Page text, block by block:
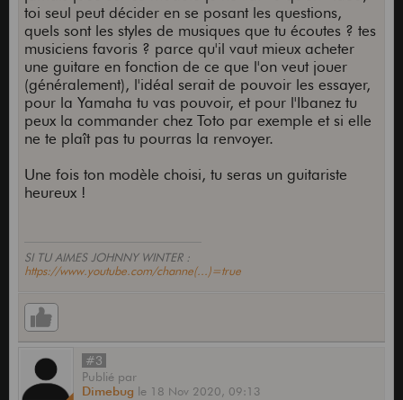
toi seul peut décider en se posant les questions,
quels sont les styles de musiques que tu écoutes ? tes
musiciens favoris ? parce qu'il vaut mieux acheter
une guitare en fonction de ce que l'on veut jouer
(généralement), l'idéal serait de pouvoir les essayer,
pour la Yamaha tu vas pouvoir, et pour l'Ibanez tu
peux la commander chez Toto par exemple et si elle
ne te plaît pas tu pourras la renvoyer.
Une fois ton modèle choisi, tu seras un guitariste
heureux !
SI TU AIMES JOHNNY WINTER :
https://www.youtube.com/channe(...)=true
#3
Publié par
Dimebug le 18 Nov 2020, 09:13